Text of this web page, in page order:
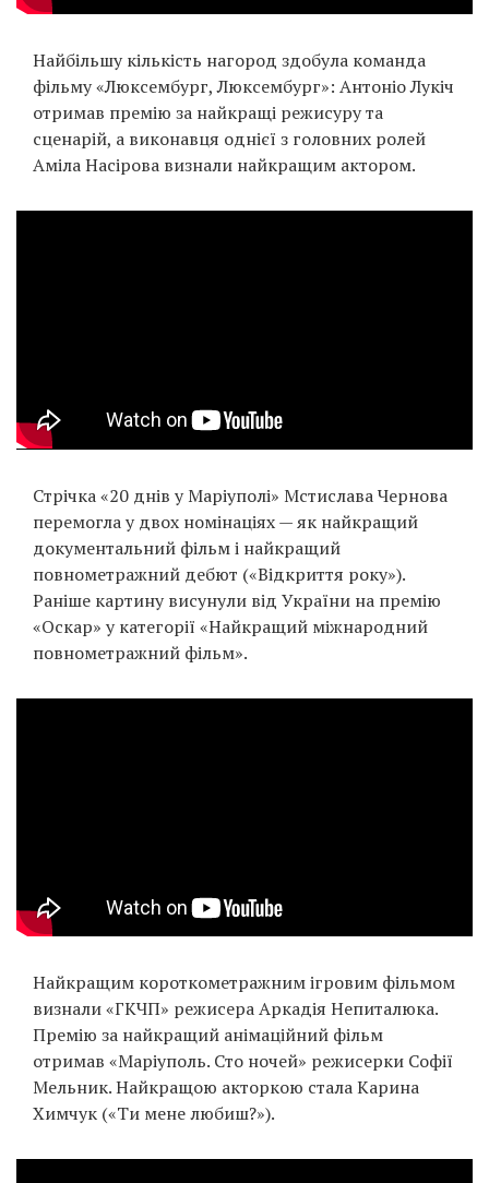
Найбільшу кількість нагород здобула команда
фільму «Люксембург, Люксембург»: Антоніо Лукіч
отримав премію за найкращі режисуру та
сценарій, а виконавця однієї з головних ролей
Аміла Насірова визнали найкращим актором.
Стрічка «20 днів у Маріуполі» Мстислава Чернова
перемогла у двох номінаціях — як найкращий
документальний фільм і найкращий
повнометражний дебют («Відкриття року»).
Раніше картину висунули від України на премію
«Оскар» у категорії «Найкращий міжнародний
повнометражний фільм».
Найкращим короткометражним ігровим фільмом
визнали «ГКЧП» режисера Аркадія Непиталюка.
Премію за найкращий анімаційний фільм
отримав «Маріуполь. Сто ночей» режисерки Софії
Мельник. Найкращою акторкою стала Карина
Химчук («Ти мене любиш?»).